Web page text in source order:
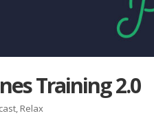
Trai­ning 2.0
, Relax